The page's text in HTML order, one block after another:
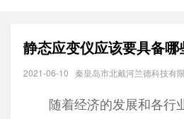
静态应变仪应该要具备哪
2021-06-10 秦皇岛市北戴河兰德科技有
随着经济的发展和各行